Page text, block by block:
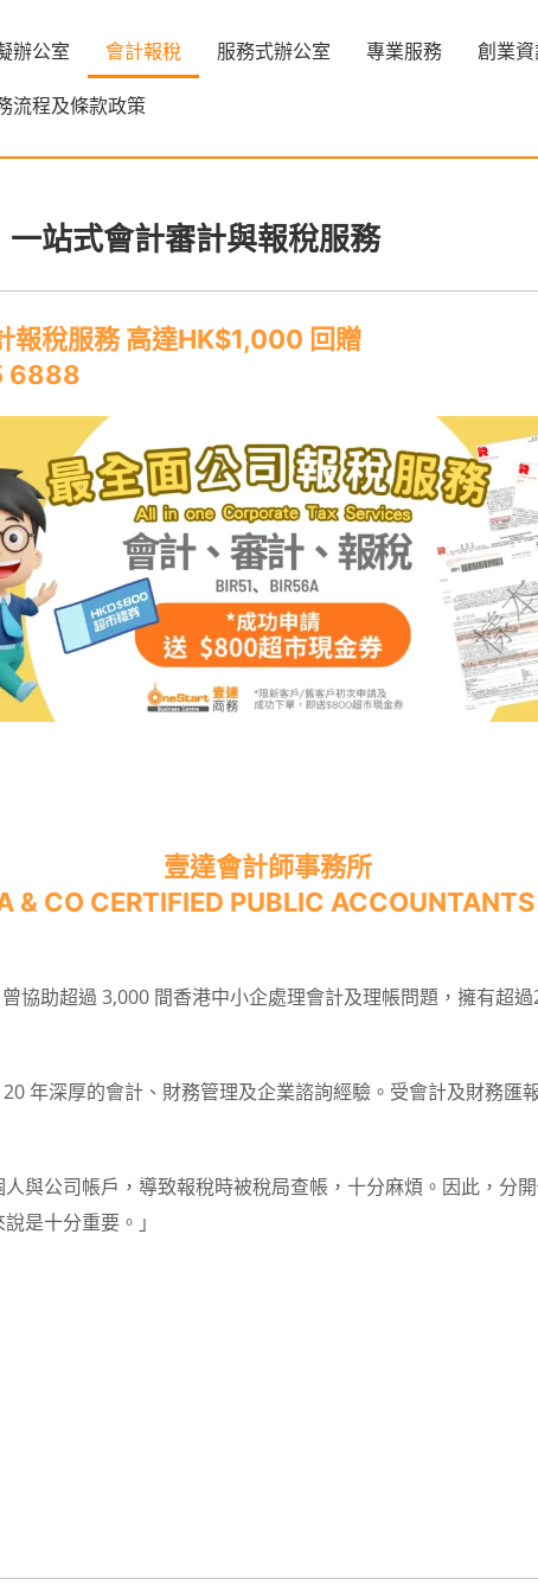
辦公室 會計報稅 服務式辦公室 專業服務 創業
流程及條款政策
站式會計審計與報稅服務
報稅服務 高達HK$1,000 回贈
6888
壹達會計師事務所
& CO CERTIFIED PUBLIC
協助超過 3,000 間香港中小企處理會計及理帳問題，擁有超
年深厚的會計、財務管理及企業諮詢經驗。受會計及財務匯
人與公司帳戶，導致報稅時被稅局查帳，十分麻煩。因此，分
是十分重要。」